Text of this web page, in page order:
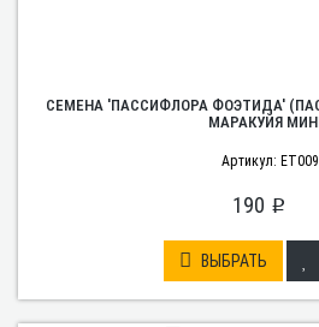
СЕМЕНА 'ПАССИФЛОРА ФОЭТИДА'
МАРАКУЙЯ
Артикул: ET009
190 p
ВЫБРАТЬ